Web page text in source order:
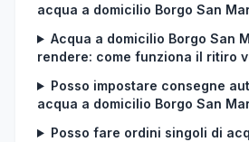
acqua a domicilio Borgo San
Acqua a domicilio Borgo San
rendere: come funziona il ritiro
Posso impostare consegne
acqua a domicilio Borgo San
Posso fare ordini singoli di